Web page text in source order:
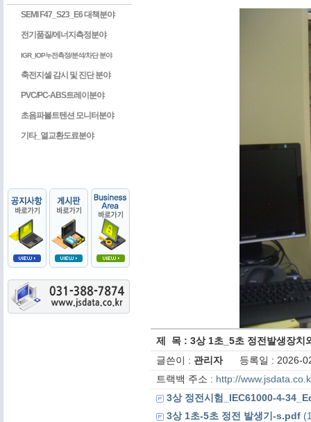
SEMI F47_S23_E6 대책분야
전기품질/에너지측정분야
IGR_IOP누전측정/분석/차단 분야
축전지셀 감시 및 진단 분야
PVC/PC-ABS트레이분야
초음파볼트텐션 모니터분야
기타_열교환도료분야
제 목 : 3상 1초_5초 정전발생장치
글쓴이 : 관리자등록일 : 2026-
트랙백 주소 : http://
3상 정전시험_IEC61000-4-
3상 1초-5초 정전 발생기-s.pdf